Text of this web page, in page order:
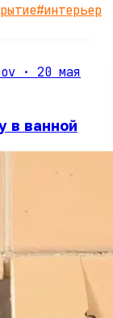
#интерьер
· 20 мая
в ванной